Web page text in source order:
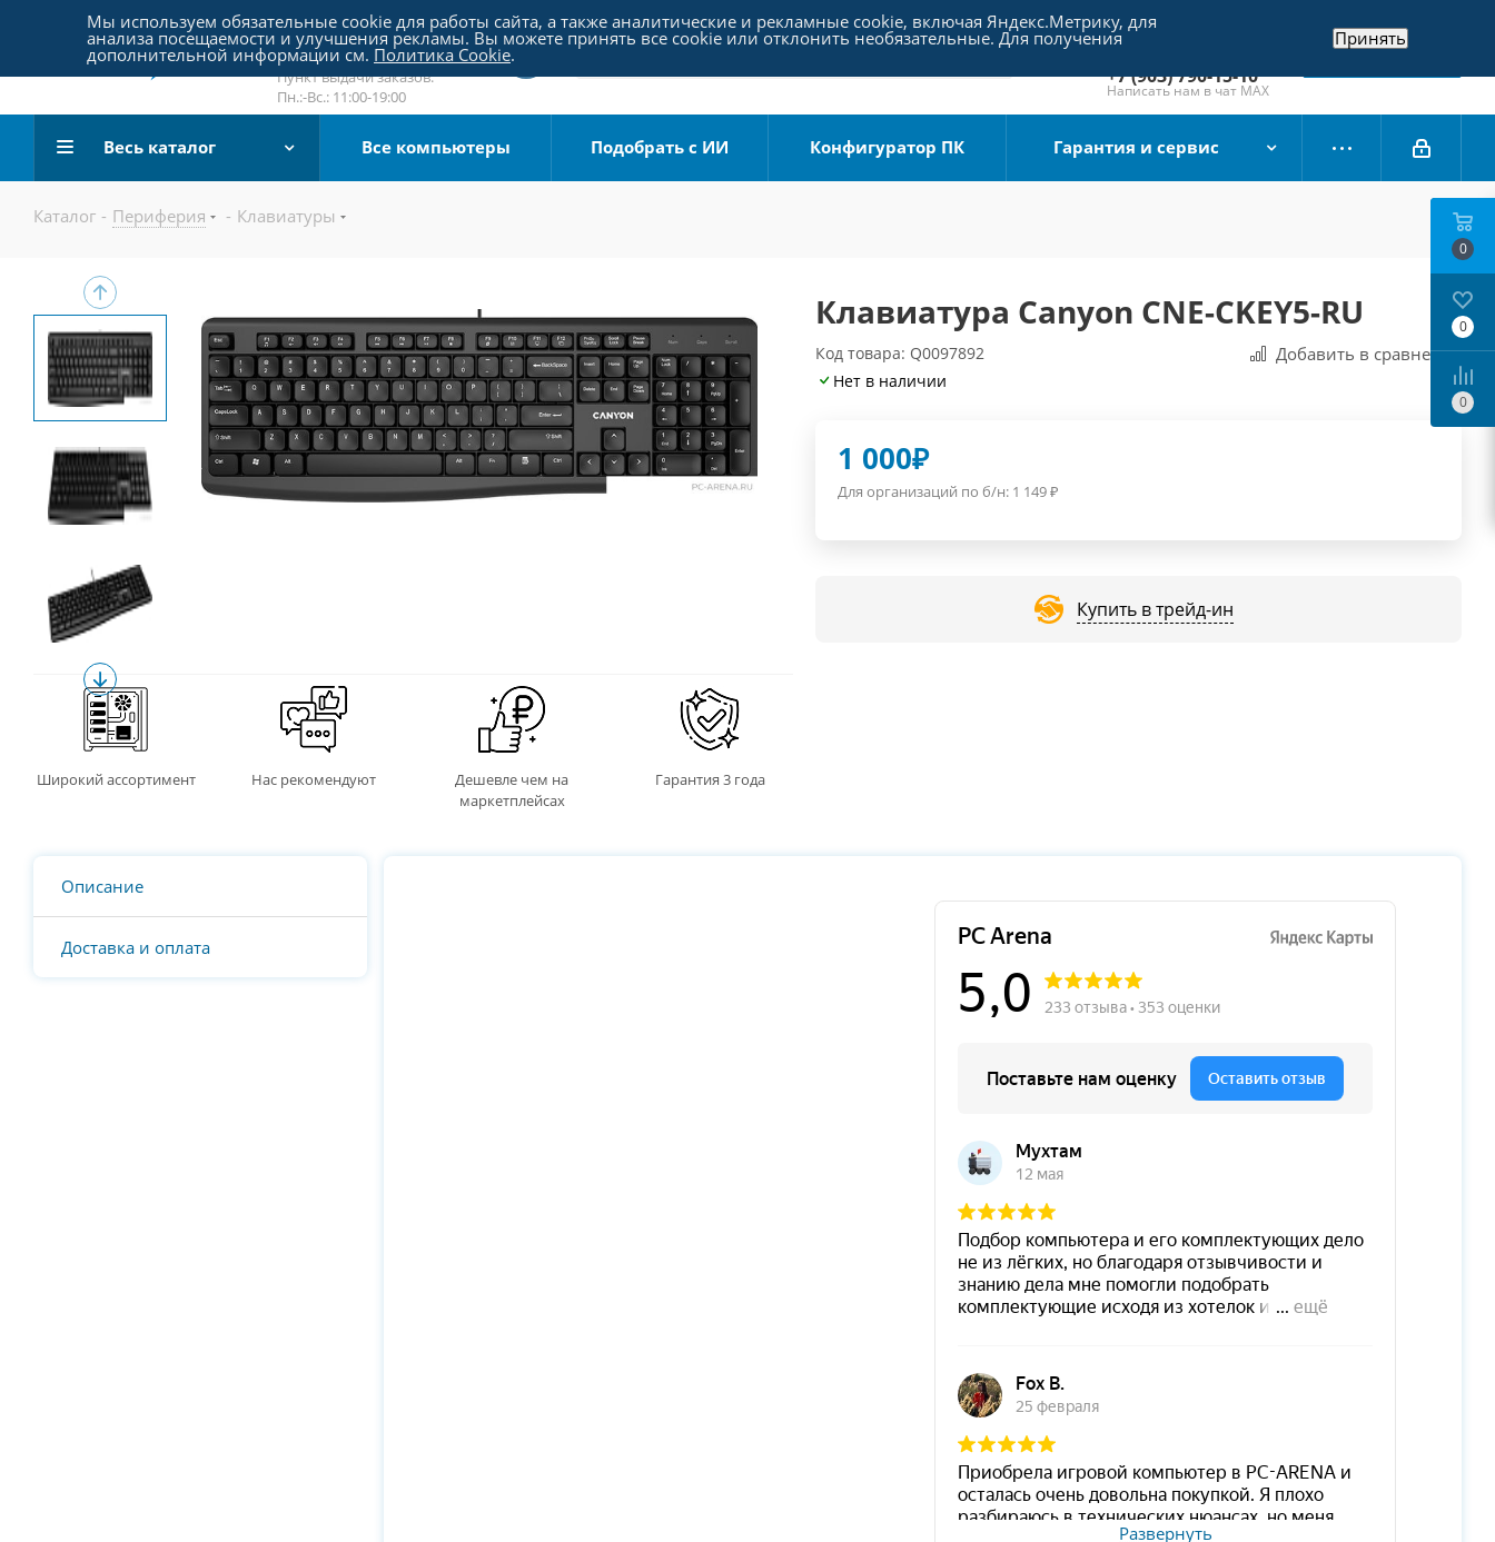
Пятницкое шоссе 18, пав. 267
email:sale@pc-arena.ru
Пн.:-Вс.: 10:00-20:00
Пункт выдачи заказов:
Пн.:-Вс.: 11:00-19:00
+7 (495) 790-15-10
Отдел продаж
+7 (903) 790-15-10
Написать нам в чат MAX
Заказать звонок
Весь каталог Все компьютеры Подобрать с ИИ Конфигуратор ПК Гарантия и сервис
Каталог - Периферия - Клавиатуры
Широкий ассортимент Нас рекомендуют
Дешевле чем на
маркетплейсах
Гарантия 3 года
Клавиатура Canyon CNE-CKEY5-RU
Код товара: Q0097892 Добавить в сравнения
Нет в наличии
1 000₽
Для организаций по б/н: 1 149₽
Купить в трейд-ин
Описание
Доставка и оплата
Развернуть
0
0
0
Мы используем обязательные cookie для работы сайта, а также аналитические и рекламные cookie, включая Яндекс.Метрику, для
анализа посещаемости и улучшения рекламы. Вы можете принять все cookie или отклонить необязательные. Для получения
дополнительной информации см. Политика Cookie.
Принять